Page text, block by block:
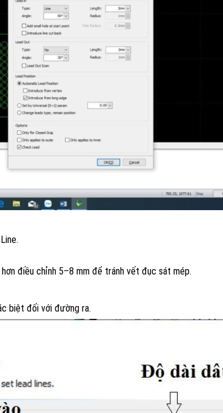
điều chỉnh 5–8 mm để tránh vết đục sát mép.
biệt đối với đường ra.